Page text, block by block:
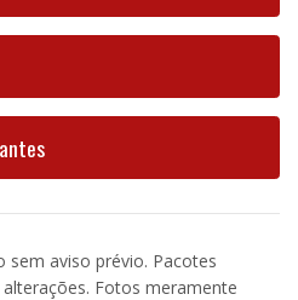
aviso prévio. Pacotes
Fotos meramente